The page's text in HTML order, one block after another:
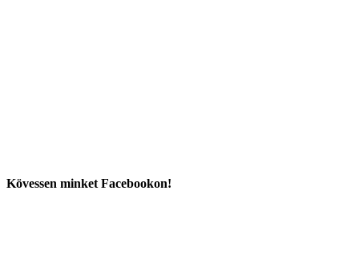
Kövessen minket Facebookon!